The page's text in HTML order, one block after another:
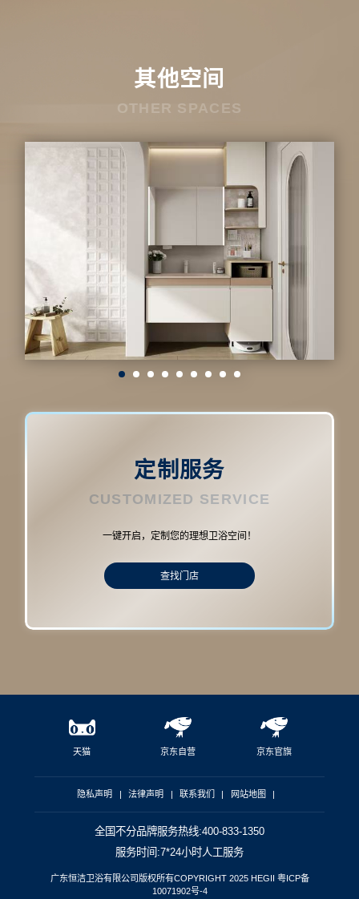
其他空间
OTHER SPACES
定制服务
CUSTOMIZED SERVICE
一键开启，定制您的理想卫浴空间！
查找门店
天猫 京东自营 京东官旗
隐私声明 | 法律声明 | 联系我们 | 网站地图 |
全国不分品牌服务热线:400-833-1350
服务时间:7*24小时人工服务
广东恒洁卫浴有限公司版权所有COPYRIGHT 2025 HEGII 粤ICP备
10071902号-4